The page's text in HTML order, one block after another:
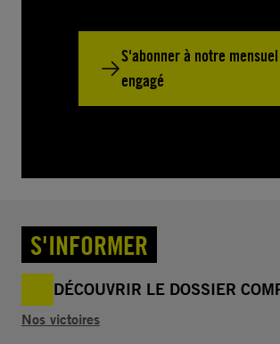
S'abonner à notre mensuel
engagé
S'INFORMER
DÉCOUVRIR LE DOSSIER
Nos victoires